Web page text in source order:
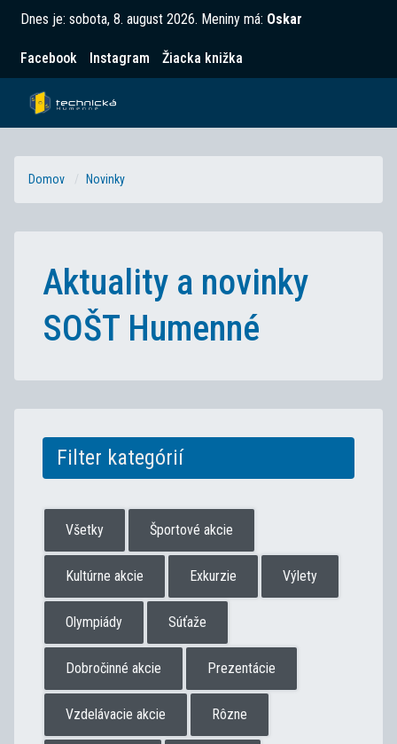
Dnes je: sobota, 8. august 2026. Meniny má: Oskar
Facebook Instagram Žiacka knižka
Domov Novinky
Aktuality a novinky
SOŠT Humenné
Filter kategórií
Všetky Športové akcie
Kultúrne akcie Exkurzie Výlety
Olympiády Súťaže
Dobročinné akcie Prezentácie
Vzdelávacie akcie Rôzne